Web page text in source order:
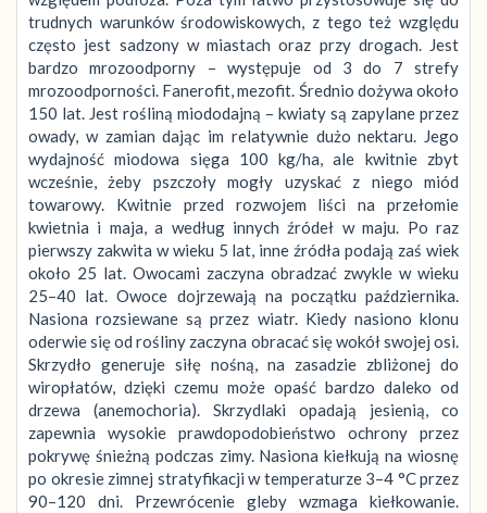
trudnych warunków środowiskowych, z tego też względu
często jest sadzony w miastach oraz przy drogach. Jest
bardzo mrozoodporny – występuje od 3 do 7 strefy
mrozoodporności. Fanerofit, mezofit. Średnio dożywa około
150 lat. Jest rośliną miododajną – kwiaty są zapylane przez
owady, w zamian dając im relatywnie dużo nektaru. Jego
wydajność miodowa sięga 100 kg/ha, ale kwitnie zbyt
wcześnie, żeby pszczoły mogły uzyskać z niego miód
towarowy. Kwitnie przed rozwojem liści na przełomie
kwietnia i maja, a według innych źródeł w maju. Po raz
pierwszy zakwita w wieku 5 lat, inne źródła podają zaś wiek
około 25 lat. Owocami zaczyna obradzać zwykle w wieku
25–40 lat. Owoce dojrzewają na początku października.
Nasiona rozsiewane są przez wiatr. Kiedy nasiono klonu
oderwie się od rośliny zaczyna obracać się wokół swojej osi.
Skrzydło generuje siłę nośną, na zasadzie zbliżonej do
wiropłatów, dzięki czemu może opaść bardzo daleko od
drzewa (anemochoria). Skrzydlaki opadają jesienią, co
zapewnia wysokie prawdopodobieństwo ochrony przez
pokrywę śnieżną podczas zimy. Nasiona kiełkują na wiosnę
po okresie zimnej stratyfikacji w temperaturze 3–4 °C przez
90–120 dni. Przewrócenie gleby wzmaga kiełkowanie.